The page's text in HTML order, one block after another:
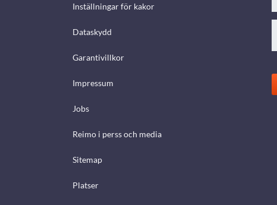
Inställningar för kakor
Dataskydd
Garantivillkor
Impressum
Jobs
Reimo i perss och media
Sitemap
Platser